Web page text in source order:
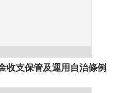
收支保管及運用自治條例